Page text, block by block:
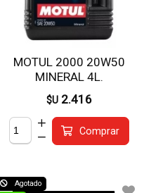
MOTUL 2000 20W50
MINERAL 4L.
$U 2.416
Comprar
Agotado